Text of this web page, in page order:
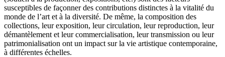
susceptibles de façonner des contributions distinctes à la vitalité du
monde de l’art et à la diversité. De même, la composition des
collections, leur exposition, leur circulation, leur reproduction, leur
démantèlement et leur commercialisation, leur transmission ou leur
patrimonialisation ont un impact sur la vie artistique contemporaine,
à différentes échelles.